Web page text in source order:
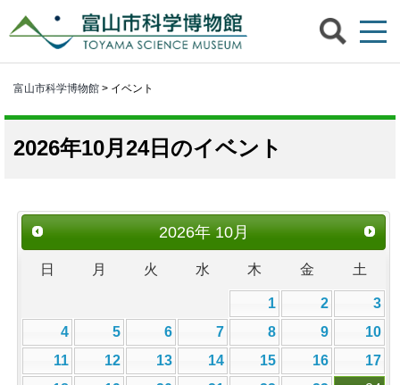
富山市科学博物館 > イベント
2026年10月24日のイベント
2026年10月
日 月 火 水 木 金 土
1 2
3
4
5 6 7 8 9
10
11
12 13 14 15 16
17